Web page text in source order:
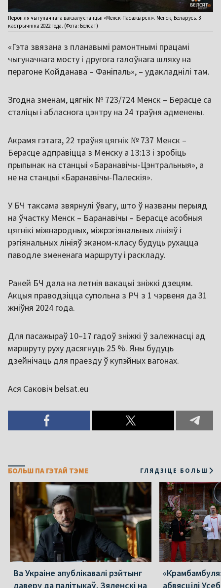
Перон ля чыгуначнага вакзалу станцыі «Менск-Пасажырскі». Менск, Беларусь. 3
кастрычніка 2022 года. (Фота: Белсат)
«Гэта звязана з планавымі рамонтнымі працамі
чыгуначнага мосту і другога галоўнага шляху на
перагоне Койданава – Фаніпаль», – удакладнілі там.
Згодна зменам, цягнік № 723/724 Менск – Берасце са
сталіцы і абласнога цэнтру на 24 траўня адменены.
Акрамя гэтага, 22 траўня цягнік № 737 Менск –
Берасце адправіцца з Менску а 13:13 і зробіць
прыпынак на станцыі «Баранавічы-Цэнтральныя», а
не на станцыі «Баранавічы-Палескія».
У БЧ таксама звярнулі ўвагу, што ў названы перыяд
на ўчастку Менск – Баранавічы – Берасце асобныя
цягнікі міжнародных, міжрэгіянальных лініяў і
рэгіянальных лініяў эканом-класу будуць рухацца
паводле змененага маршруту і раскладу.
Раней БЧ дала на летнія вакацыі зніжкі дзецям.
Акцыя праводзіцца супольна з РЧ з 1 чэрвеня да 31
жніўня 2024 года.
Для пасажыраў 10–17 гадоў зніжкі ў залежнасці ад
маршруту руху дасягнуць 25 %. Яны будуць
дзейнічаць для праезду ў купэйных вагонах.
Ася Саковіч belsat.eu
БОЛЬШ ПА ГЭТАЙ ТЭМЕ ГЛЯДЗІЦЕ БОЛЬШ
Ва Украіне апублікавалі рэйтынг
даверу да палітыкаў. Зяленскі на
абвясцілі